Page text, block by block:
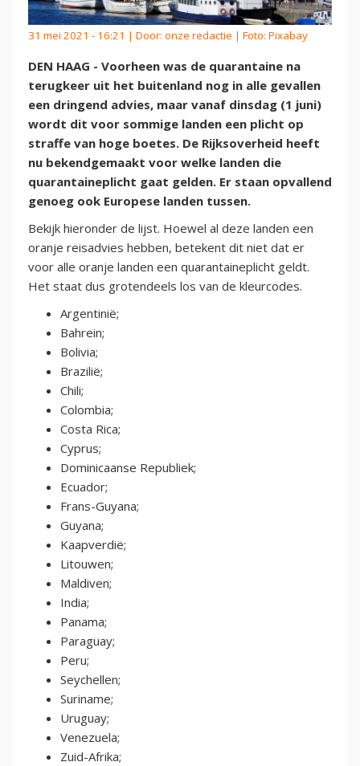
31 mei 2021 - 16:21 | Door: onze redactie | Foto: Pixabay
DEN HAAG - Voorheen was de quarantaine na
terugkeer uit het buitenland nog in alle gevallen
een dringend advies, maar vanaf dinsdag (1 juni)
wordt dit voor sommige landen een plicht op
straffe van hoge boetes. De Rijksoverheid heeft
nu bekendgemaakt voor welke landen die
quarantaineplicht gaat gelden. Er staan opvallend
genoeg ook Europese landen tussen.
Bekijk hieronder de lijst. Hoewel al deze landen een
oranje reisadvies hebben, betekent dit niet dat er
voor alle oranje landen een quarantaineplicht geldt.
Het staat dus grotendeels los van de kleurcodes.
Argentinië;
Bahrein;
Bolivia;
Brazilië;
Chili;
Colombia;
Costa Rica;
Cyprus;
Dominicaanse Republiek;
Ecuador;
Frans-Guyana;
Guyana;
Kaapverdië;
Litouwen;
Maldiven;
India;
Panama;
Paraguay;
Peru;
Seychellen;
Suriname;
Uruguay;
Venezuela;
Zuid-Afrika;